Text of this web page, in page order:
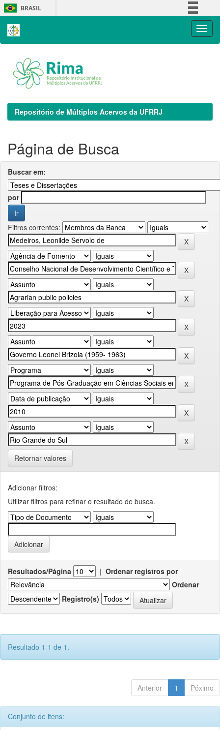
Skip
navigation
BRASIL
Repositório de Múltiplos Acervos da UFRRJ
Página de Busca
Buscar em:
por
Filtros correntes:
Retornar valores
Adicionar filtros:
Utilizar filtros para refinar o resultado de busca.
Resultados/Página | Ordenar registros por
Ordenar
Registro(s)
Resultado 1-1 de 1.
Anterior 1 Póximo
Conjunto de itens: